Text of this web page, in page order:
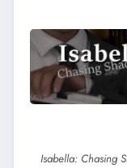
Isabella: Chasing